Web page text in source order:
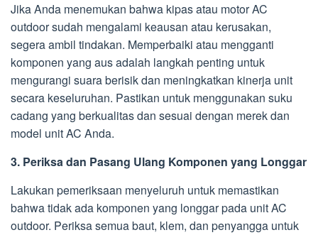
Jika Anda menemukan bahwa kipas atau motor AC
outdoor sudah mengalami keausan atau kerusakan,
segera ambil tindakan. Memperbaiki atau mengganti
komponen yang aus adalah langkah penting untuk
mengurangi suara berisik dan meningkatkan kinerja unit
secara keseluruhan. Pastikan untuk menggunakan suku
cadang yang berkualitas dan sesuai dengan merek dan
model unit AC Anda.
3. Periksa dan Pasang Ulang Komponen yang Longgar
Lakukan pemeriksaan menyeluruh untuk memastikan
bahwa tidak ada komponen yang longgar pada unit AC
outdoor. Periksa semua baut, klem, dan penyangga untuk